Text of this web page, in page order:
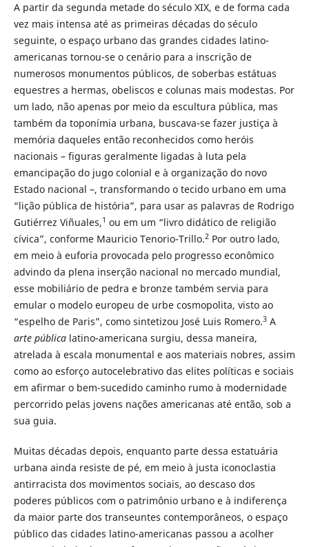
A partir da segunda metade do século XIX, e de forma cada
vez mais intensa até as primeiras décadas do século
seguinte, o espaço urbano das grandes cidades latino-
americanas tornou-se o cenário para a inscrição de
numerosos monumentos públicos, de soberbas estátuas
equestres a hermas, obeliscos e colunas mais modestas. Por
um lado, não apenas por meio da escultura pública, mas
também da toponímia urbana, buscava-se fazer justiça à
memória daqueles então reconhecidos como heróis
nacionais – figuras geralmente ligadas à luta pela
emancipação do jugo colonial e à organização do novo
Estado nacional –, transformando o tecido urbano em uma
“lição pública de história”, para usar as palavras de Rodrigo
Gutiérrez Viñuales,1 ou em um “livro didático de religião
cívica”, conforme Mauricio Tenorio-Trillo.2Por outro lado,
em meio à euforia provocada pelo progresso econômico
advindo da plena inserção nacional no mercado mundial,
esse mobiliário de pedra e bronze também servia para
emular o modelo europeu de urbe cosmopolita, visto ao
“espelho de Paris”, como sintetizou José Luis Romero.3A
arte pública latino-americana surgiu, dessa maneira,
atrelada à escala monumental e aos materiais nobres, assim
como ao esforço autocelebrativo das elites políticas e sociais
em afirmar o bem-sucedido caminho rumo à modernidade
percorrido pelas jovens nações americanas até então, sob a
sua guia.
Muitas décadas depois, enquanto parte dessa estatuária
urbana ainda resiste de pé, em meio à justa iconoclastia
antirracista dos movimentos sociais, ao descaso dos
poderes públicos com o patrimônio urbano e à indiferença
da maior parte dos transeuntes contemporâneos, o espaço
público das cidades latino-americanas passou a acolher